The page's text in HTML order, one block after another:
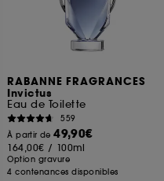
RABANNE FRAGRANCES
Invictus
Eau de Toilette
559
À partir de49,90€
164,00€ / 100ml
Option gravure
4 contenances disponibles